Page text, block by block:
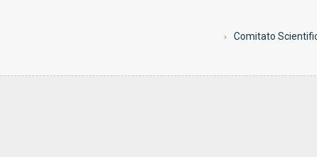
Comitato